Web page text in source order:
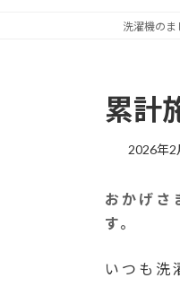
洗濯機のま
累計
2026年2
おかげさ
す。
いつも洗